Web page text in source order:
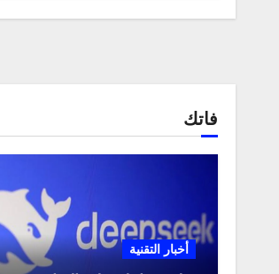
فاتك
أخبار التقنية